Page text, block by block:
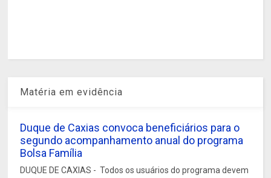
Matéria em evidência
Duque de Caxias convoca beneficiários para o
segundo acompanhamento anual do programa
Bolsa Família
DUQUE DE CAXIAS - Todos os usuários do programa devem